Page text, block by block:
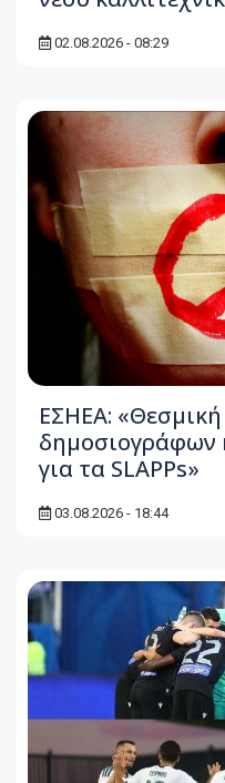
02.08.2026 - 08:29
ΕΣΗΕΑ:
δημοσιογράφων
για τα SLAPPs»
03.08.2026 - 18:44